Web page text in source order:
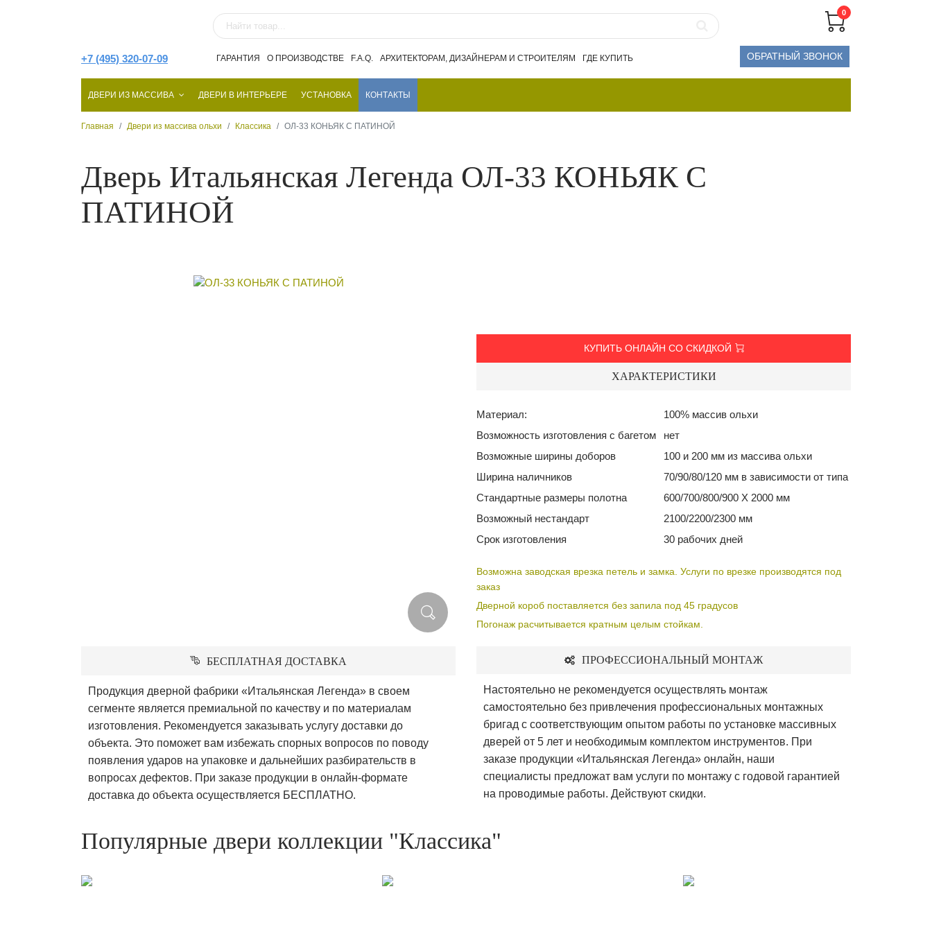
+7 (495) 320-07-09 ГАРАНТИЯ О ПРОИЗВОДСТВЕ F.A.Q. АРХИТЕКТОРАМ, ДИЗАЙНЕРАМ И СТРОИТЕЛЯМ ГДЕ КУПИТЬ
0
ОБРАТНЫЙ ЗВОНОК
ДВЕРИ ИЗ МАССИВА ДВЕРИ В ИНТЕРЬЕРЕ УСТАНОВКА КОНТАКТЫ
Главная Двери из массива ольхи Классика ОЛ-33 КОНЬЯК С ПАТИНОЙ
Дверь Итальянская Легенда ОЛ-33 КОНЬЯК С
ПАТИНОЙ
КУПИТЬ ОНЛАЙН СО СКИДКОЙ
ХАРАКТЕРИСТИКИ
Материал:
100% массив ольхи
Возможность изготовления с багетом
нет
Возможные ширины доборов
100 и 200 мм из массива ольхи
Ширина наличников
70/90/80/120 мм в зависимости от типа
Стандартные размеры полотна
600/700/800/900 Х 2000 мм
Возможный нестандарт
2100/2200/2300 мм
Срок изготовления
30 рабочих дней
Возможна заводская врезка петель и замка. Услуги по врезке производятся под
заказ
Дверной короб поставляется без запила под 45 градусов
Погонаж расчитывается кратным целым стойкам.
БЕСПЛАТНАЯ ДОСТАВКА
Продукция дверной фабрики «Итальянская Легенда» в своем
сегменте является премиальной по качеству и по материалам
изготовления. Рекомендуется заказывать услугу доставки до
объекта. Это поможет вам избежать спорных вопросов по поводу
появления ударов на упаковке и дальнейших разбирательств в
вопросах дефектов. При заказе продукции в онлайн-формате
доставка до объекта осуществляется БЕСПЛАТНО.
ПРОФЕССИОНАЛЬНЫЙ МОНТАЖ
Настоятельно не рекомендуется осуществлять монтаж
самостоятельно без привлечения профессиональных монтажных
бригад с соответствующим опытом работы по установке массивных
дверей от 5 лет и необходимым комплектом инструментов. При
заказе продукции «Итальянская Легенда» онлайн, наши
специалисты предложат вам услуги по монтажу с годовой гарантией
на проводимые работы. Действуют скидки.
Популярные двери коллекции "Классика"